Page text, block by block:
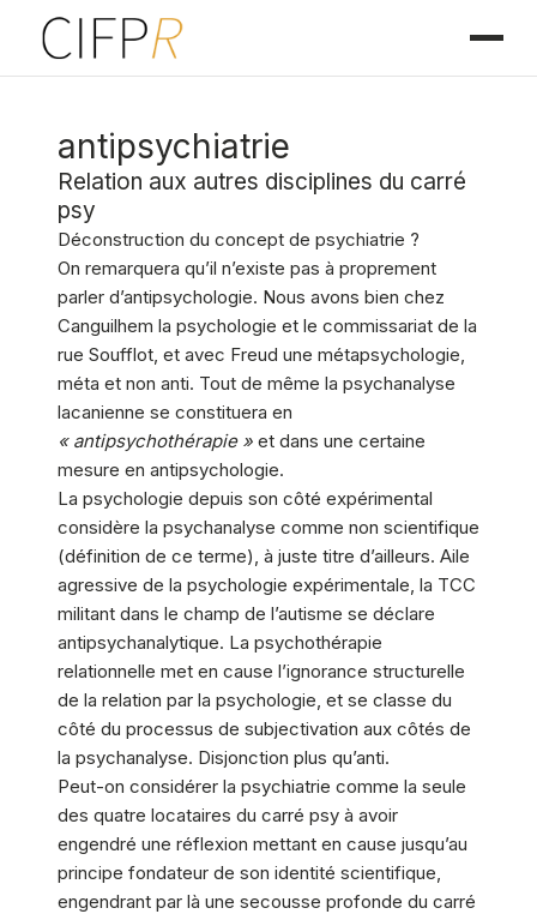
antipsychiatrie
Relation aux autres disciplines du carré
psy
Déconstruction du concept de psychiatrie ?
On remarquera qu’il n’existe pas à proprement
parler d’antipsychologie. Nous avons bien chez
Canguilhem la psychologie et le commissariat de la
rue Soufflot, et avec Freud une métapsychologie,
méta et non anti. Tout de même la psychanalyse
lacanienne se constituera en
« antipsychothérapie » et dans une certaine
mesure en antipsychologie.
La psychologie depuis son côté expérimental
considère la psychanalyse comme non scientifique
(définition de ce terme), à juste titre d’ailleurs. Aile
agressive de la psychologie expérimentale, la TCC
militant dans le champ de l’autisme se déclare
antipsychanalytique. La psychothérapie
relationnelle met en cause l’ignorance structurelle
de la relation par la psychologie, et se classe du
côté du processus de subjectivation aux côtés de
la psychanalyse. Disjonction plus qu’anti.
Peut-on considérer la psychiatrie comme la seule
des quatre locataires du carré psy à avoir
engendré une réflexion mettant en cause jusqu’au
principe fondateur de son identité scientifique,
engendrant par là une secousse profonde du carré